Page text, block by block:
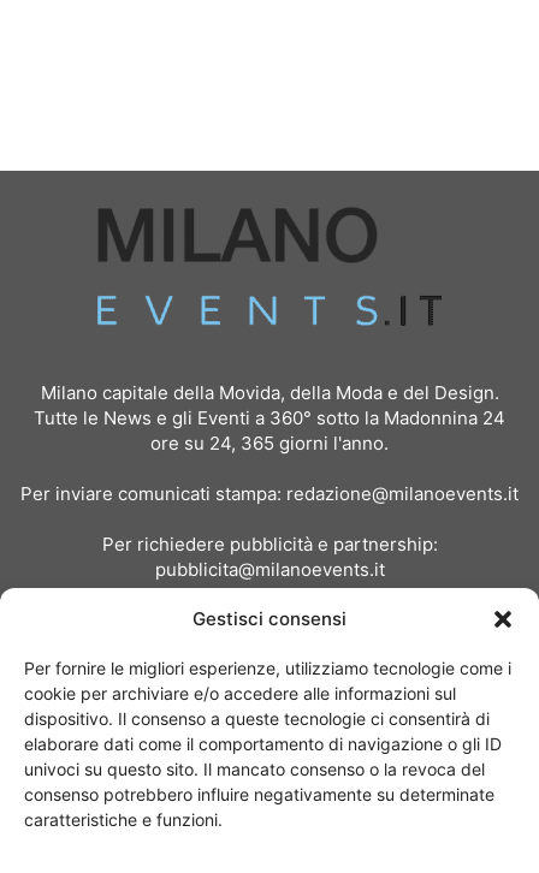
Gestisci consensi
Per fornire le migliori esperienze, utilizziamo tecnologie come i
cookie per archiviare e/o accedere alle informazioni sul
dispositivo. Il consenso a queste tecnologie ci consentirà di
elaborare dati come il comportamento di navigazione o gli ID
univoci su questo sito. Il mancato consenso o la revoca del
consenso potrebbero influire negativamente su determinate
caratteristiche e funzioni.
Milano capitale della Movida, della Moda e del Design.
Tutte le News e gli Eventi a 360° sotto la Madonnina 24
ore su 24, 365 giorni l'anno.
Per inviare comunicati stampa: redazione@milanoevents.it
Per richiedere pubblicità e partnership:
pubblicita@milanoevents.it
Chi siamo I Nostri Clienti